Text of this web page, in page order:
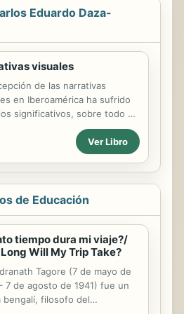
Eduardo Daza-
visuales
de las narrativas
en Iberoamérica ha sufrido
significativos, sobre todo en
respecta a sus políticas de
circulación y traducción.
partido de una pretendida
de lo considerado
hasta una
extrema en lo que
variaciones, configuran un
de comprensión semantico
por la construcción de
estilos de abordaje de los
de la cultura -que desde
economias naranjas-
Ver Libro
de Educación
tiempo dura mi viaje?/
Will My Trip Take?
Tagore (7 de mayo de
7 de agosto de 1941) fue un
bengalí, filosofo del